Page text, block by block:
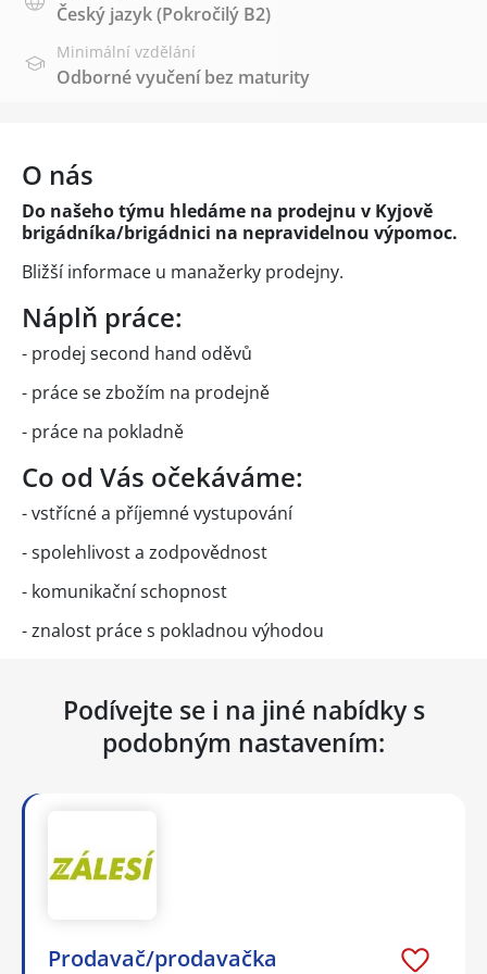
Český jazyk(Pokročilý B2)
Minimální vzdělání
Odborné vyučení bez maturity
O nás
Do našeho týmu hledáme na prodejnu v Kyjově
brigádníka/brigádnici na nepravidelnou výpomoc.
Bližší informace u manažerky prodejny.
Náplň práce:
- prodej second hand oděvů
- práce se zbožím na prodejně
- práce na pokladně
Co od Vás očekáváme:
- vstřícné a příjemné vystupování
- spolehlivost a zodpovědnost
- komunikační schopnost
- znalost práce s pokladnou výhodou
Podívejte se i na jiné nabídky s
podobným nastavením:
Prodavač/prodavačka